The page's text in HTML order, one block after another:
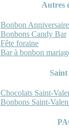
Autres
Bonbon
Bonbons Candy Bar
Fête foraine
Bar à bonbon
Chocolats Saint-
Bonbons Saint-